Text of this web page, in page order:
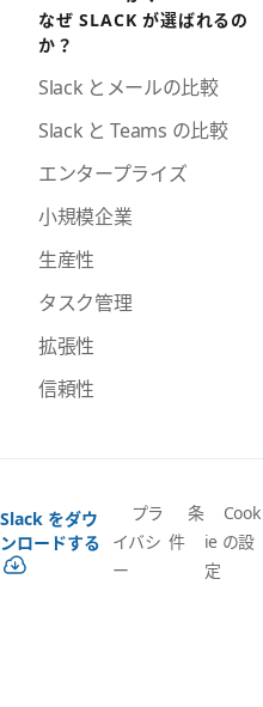
なぜ SLACK が選ばれるの
か？
Slack とメールの比較
Slack と Teams の比較
エンタープライズ
小規模企業
生産性
タスク管理
拡張性
信頼性
Slack をダウ
ンロードする
プラ
イバシ
ー
条
件
Cook
ie の設
定